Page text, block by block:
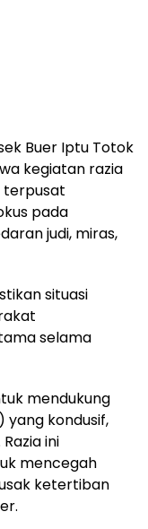
Buer Iptu Totok
kegiatan razia
terpusat
pada
judi, miras,
situasi
selama
mendukung
yang kondusif,
ini
mencegah
ketertiban